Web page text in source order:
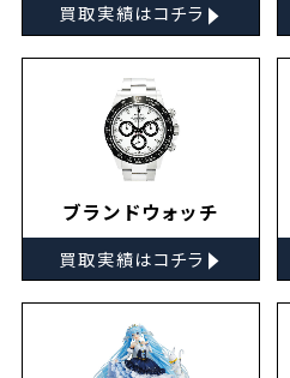
買取実績はコチラ ▸
ブランドウォッチ
買取実績はコチラ ▸